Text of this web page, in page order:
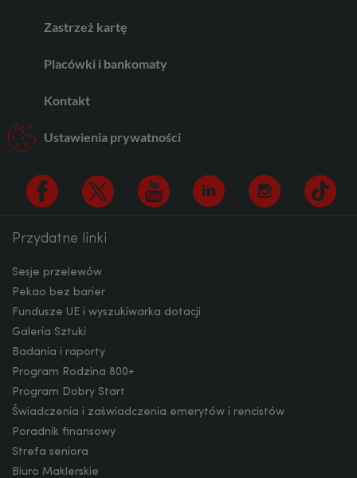
CAD
JPY
Zastrzeż kartę
Placówki i bankomaty
Kontakt
Ustawienia prywatności
FacebookTwitter
Przydatne linki
Sesje przelewów
Pekao bez barier
Fundusze UE i wyszukiwarka dotacji
Galeria Sztuki
Badania i raporty
Program Rodzina 800+
Program Dobry Start
Świadczenia i zaświadczenia emerytów i rencistów
Poradnik finansowy
Strefa seniora
Biuro Maklerskie